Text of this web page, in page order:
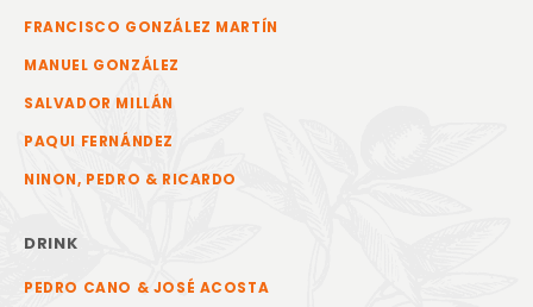
FRANCISCO GONZÁLEZ MARTÍN
MANUEL GONZÁLEZ
SALVADOR MILLÁN
PAQUI FERNÁNDEZ
NINON, PEDRO & RICARDO
DRINK
PEDRO CANO & JOSÉ ACOSTA